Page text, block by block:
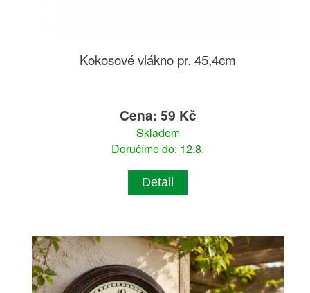
Kokosové vlákno pr. 45,4cm
Cena: 59 Kč
Skladem
Doručíme do: 12.8.
Detail